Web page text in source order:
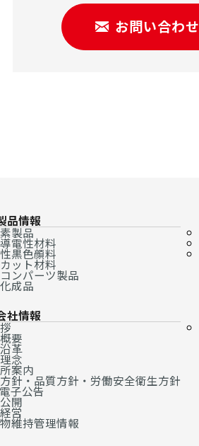
お問い合わせ
品情報
製品
電性材料
黒色顔料
ット材料
ンパーツ製品
成品
社情報
要
革
念
案内
針・品質方針・労働安全衛生方針
子公告
開
営
維持管理情報